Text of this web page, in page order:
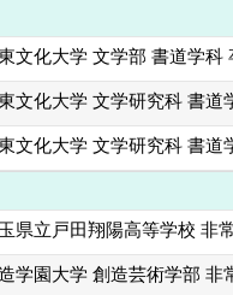
文化大学 文学部 書道学科
文化大学 文学研究科 書道
文化大学 文学研究科 書道
県立戸田翔陽高等学校 非
学園大学 創造芸術学部 非